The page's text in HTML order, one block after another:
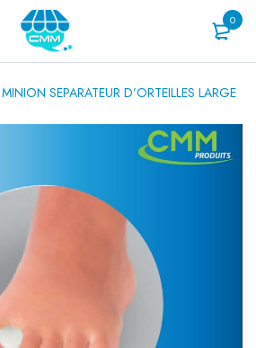
0
MINION SEPARATEUR D’ORTEILLES LARGE